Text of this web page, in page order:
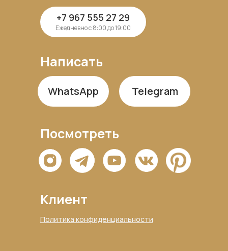
Политика конфиденциальности
+7 967 555 27 29
Ежедневно с 8:00 до 19:00
Написать
Посмотреть
Клиент
WhatsApp Telegram